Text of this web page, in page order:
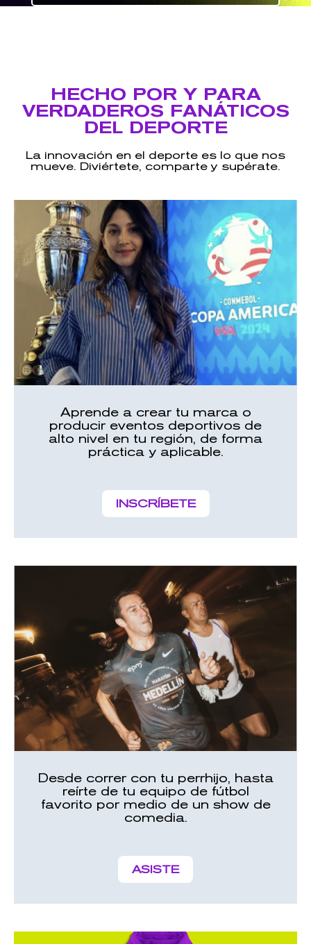
HECHO POR Y PARA
VERDADEROS FANÁTICOS
DEL DEPORTE
La innovación en el deporte es lo que nos
mueve. Diviértete, comparte y supérate.
Aprende a crear tu marca o
producir eventos deportivos de
alto nivel en tu región, de forma
práctica y aplicable.
INSCRÍBETE
Desde correr con tu perrhijo, hasta
reírte de tu equipo de fútbol
favorito por medio de un show de
comedia.
ASISTE